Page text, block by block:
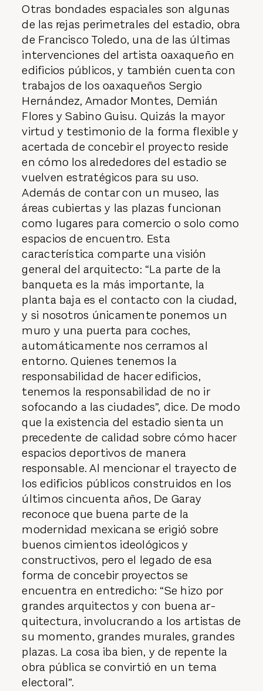
Otras bondades espaciales son algunas
de las rejas perimetrales del estadio, obra
de Francisco Toledo, una de las últimas
intervenciones del artista oaxaqueño en
edificios públicos, y también cuenta con
trabajos de los oaxaqueños Sergio
Hernández, Amador Montes, Demián
Flores y Sabino Guisu. Quizás la mayor
virtud y testimonio de la forma flexible y
acertada de concebir el proyecto reside
en cómo los alrededores del estadio se
vuelven estratégicos para su uso.
Además de contar con un museo, las
áreas cubiertas y las plazas funcionan
como lugares para comercio o solo como
espacios de encuentro. Esta
característica comparte una visión
general del arquitecto: “La parte de la
banqueta es la más importante, la
planta baja es el contacto con la ciudad,
y si nosotros únicamente ponemos un
muro y una puerta para coches,
automáticamente nos cerramos al
entorno. Quienes tenemos la
responsabilidad de hacer edificios,
tenemos la responsabilidad de no ir
sofocando a las ciudades”, dice. De modo
que la existencia del es­tadio sienta un
precedente de calidad sobre cómo hacer
espacios deportivos de manera
responsable. Al mencionar el trayecto de
los edificios públicos construidos en los
últimos cincuenta años, De Garay
reconoce que buena parte de la
modernidad mexicana se erigió sobre
buenos cimientos ideológicos y
constructivos, pero el legado de esa
forma de concebir proyectos se
encuentra en entredicho: “Se hizo por
grandes arquitectos y con buena ar­
quitectura, involucrando a los artistas de
su momento, grandes murales, grandes
plazas. La cosa iba bien, y de repente la
obra pública se convirtió en un tema
electoral”.